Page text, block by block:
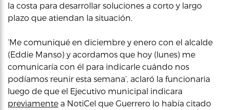
la costa para desarrollar soluciones a corto y largo
plazo que atiendan la situación.
‘Me comuniqué en diciembre y enero con el alcalde
(Eddie Manso) y acordamos que hoy (lunes) me
comunicaría con él para indicarle cuándo nos
podíamos reunir esta semana’, aclaró la funcionaria
luego de que el Ejecutivo municipal indicara
previamente a NotiCel que Guerrero lo había citado